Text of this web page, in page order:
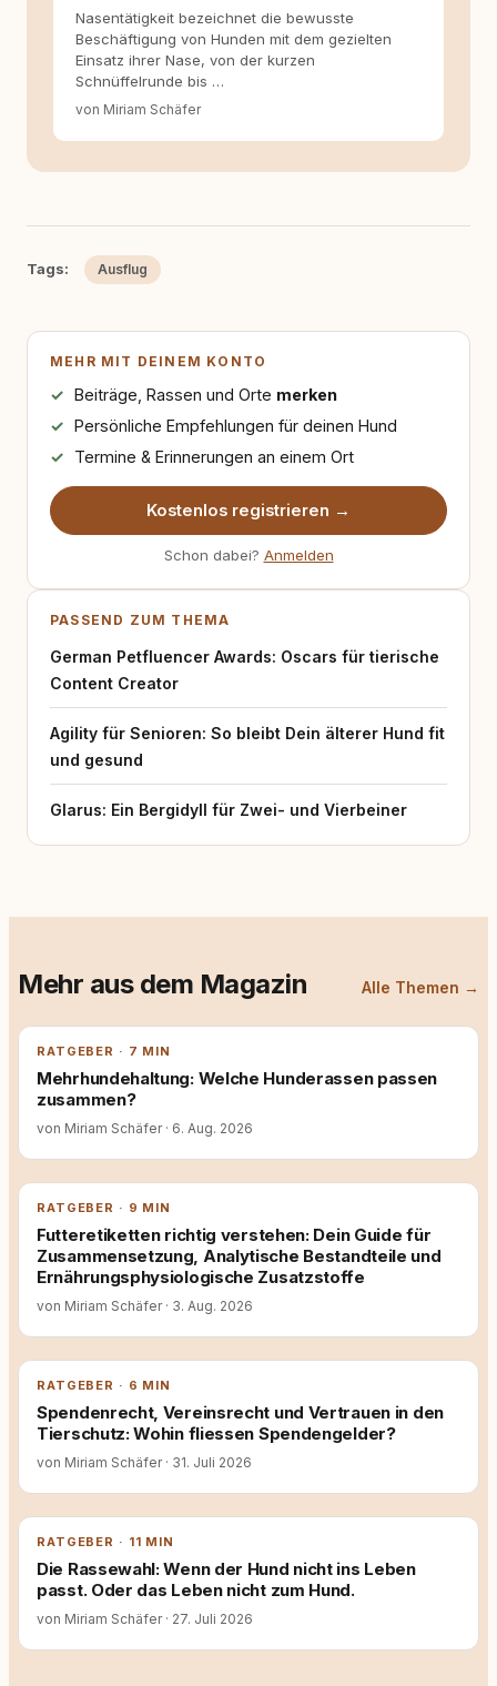
Nasentätigkeit bezeichnet die bewusste
Beschäftigung von Hunden mit dem gezielten
Einsatz ihrer Nase, von der kurzen
Schnüffelrunde bis …
von Miriam Schäfer
Tags: Ausflug
MEHR MIT DEINEM KONTO
Beiträge, Rassen und Orte merken
Persönliche Empfehlungen für deinen Hund
Termine & Erinnerungen an einem Ort
Kostenlos registrieren →
Schon dabei? Anmelden
PASSEND ZUM THEMA
German Petfluencer Awards: Oscars für tierische
Content Creator
Agility für Senioren: So bleibt Dein älterer Hund fit
und gesund
Glarus: Ein Bergidyll für Zwei- und Vierbeiner
Mehr aus dem Magazin Alle Themen →
RATGEBER · 7 MIN
Mehrhundehaltung: Welche Hunderassen passen
zusammen?
von Miriam Schäfer · 6. Aug. 2026
RATGEBER · 9 MIN
Futteretiketten richtig verstehen: Dein Guide für
Zusammensetzung, Analytische Bestandteile und
Ernährungsphysiologische Zusatzstoffe
von Miriam Schäfer · 3. Aug. 2026
RATGEBER · 6 MIN
Spendenrecht, Vereinsrecht und Vertrauen in den
Tierschutz: Wohin fliessen Spendengelder?
von Miriam Schäfer · 31. Juli 2026
RATGEBER · 11 MIN
Die Rassewahl: Wenn der Hund nicht ins Leben
passt. Oder das Leben nicht zum Hund.
von Miriam Schäfer · 27. Juli 2026